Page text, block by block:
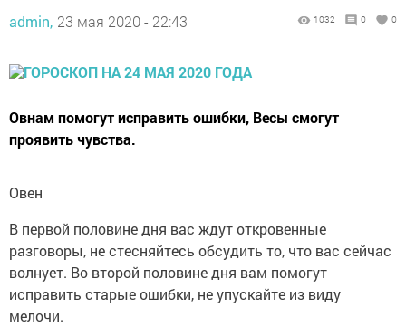
admin, 23 мая 2020 - 22:43 1032 0 0
Овнам помогут исправить ошибки, Весы смогут
проявить чувства.
Овен
В первой половине дня вас ждут откровенные
разговоры, не стесняйтесь обсудить то, что вас сейчас
волнует. Во второй половине дня вам помогут
исправить старые ошибки, не упускайте из виду
мелочи.